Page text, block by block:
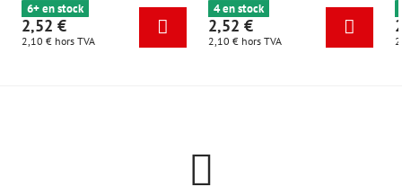
6+ en stock
2,52 €
2,10 € hors TVA
4 en stock
2,52 €
2,10 € hors TVA